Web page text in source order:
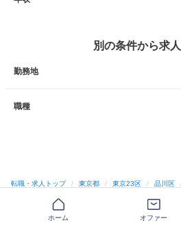
別の条件から求
勤務地
職種
転職・求人トップ / 東京都 / 東京23区 / 品川区
ホーム オファー